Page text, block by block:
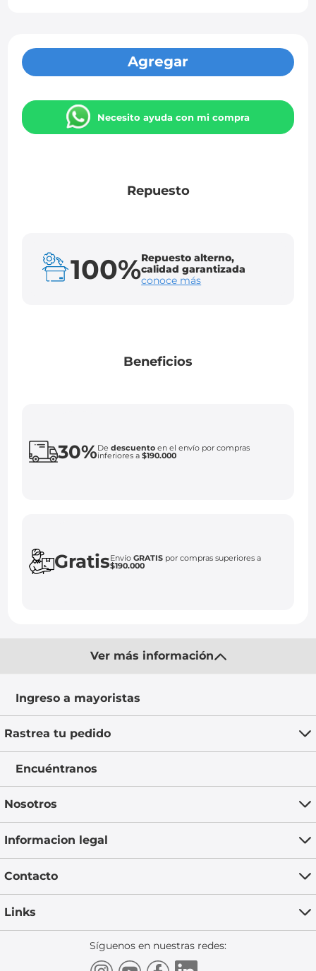
Agregar
Necesito ayuda con mi compra
Repuesto
100%Repuesto alterno,
calidad garantizada
conoce más
Beneficios
30%Dedescuento en el envío por compras
inferiores a$190.000
GratisEnvíoGRATIS por compras superiores a
$190.000
Ver más información
Ingreso a mayoristas
Rastrea tu pedido
Encuéntranos
Nosotros
Informacion legal
Contacto
Links
Síguenos en nuestras redes: